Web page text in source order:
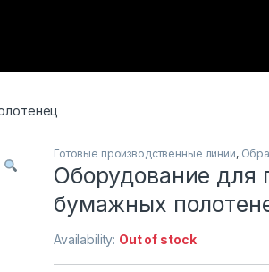
Готовые производственные линии,
Оборудование для
бумажных
Availability: Out of stock